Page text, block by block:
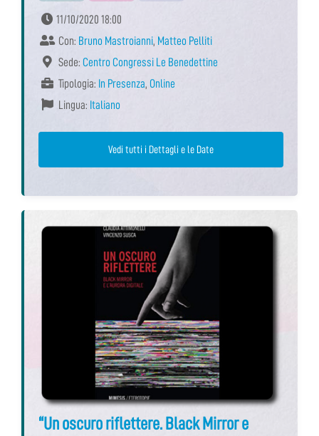
11/10/2020 18:00
Con: Bruno Mastroianni, Matteo Pelliti
Sede: Centro Congressi Le Benedettine
Tipologia: In Presenza, Online
Lingua: Italiano
Vedi tutti i Dettagli e le Date
“Un oscuro riflettere. Black Mirror e